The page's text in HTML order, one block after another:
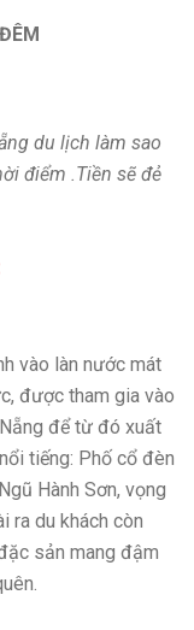
du lịch làm sao
điểm .Tiền sẽ đẻ
vào làn nước mát
được tham gia vào
để từ đó xuất
tiếng: Phố cổ đèn
Hành Sơn, vọng
ra du khách còn
sản mang đậm